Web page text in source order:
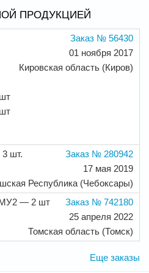
ПРОДУКЦИЕЙ
Заказ № 56430
01 ноября 2017
Кировская область (Киров)
Заказ № 280942
17 мая 2019
Республика (Чебоксары)
3 шт.
Заказ № 742180
25 апреля 2022
Томская область (Томск)
— 2 шт
Еще заказы